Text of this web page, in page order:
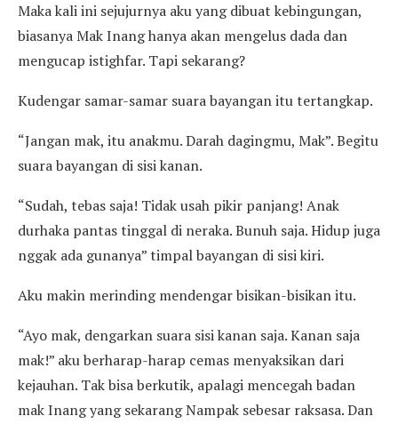
Maka kali ini sejujurnya aku yang dibuat kebingungan,
biasanya Mak Inang hanya akan mengelus dada dan
mengucap istighfar. Tapi sekarang?
Kudengar samar-samar suara bayangan itu tertangkap.
“Jangan mak, itu anakmu. Darah dagingmu, Mak”. Begitu
suara bayangan di sisi kanan.
“Sudah, tebas saja! Tidak usah pikir panjang! Anak
durhaka pantas tinggal di neraka. Bunuh saja. Hidup juga
nggak ada gunanya” timpal bayangan di sisi kiri.
Aku makin merinding mendengar bisikan-bisikan itu.
“Ayo mak, dengarkan suara sisi kanan saja. Kanan saja
mak!” aku berharap-harap cemas menyaksikan dari
kejauhan. Tak bisa berkutik, apalagi mencegah badan
mak Inang yang sekarang Nampak sebesar raksasa. Dan